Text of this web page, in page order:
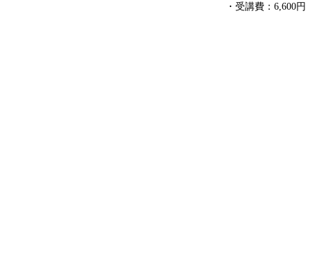
・受講費：6,600